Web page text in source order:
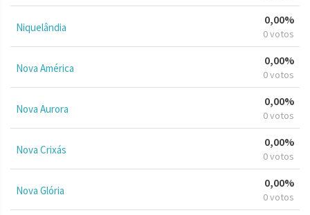
Niquelândia
0,00%
0 votos
Nova América
0,00%
0 votos
Nova Aurora
0,00%
0 votos
Nova Crixás
0,00%
0 votos
Nova Glória
0,00%
0 votos